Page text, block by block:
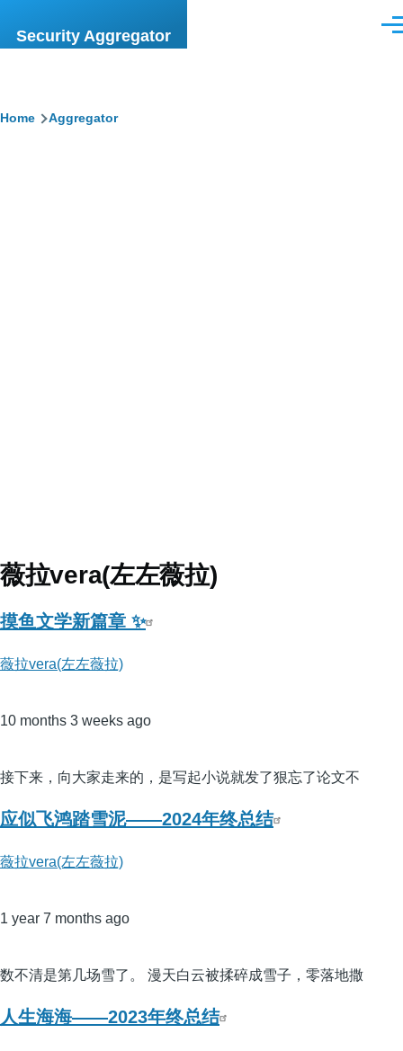
Security Aggregator
Breadcrumb
Home Aggregator
薇拉vera(左左薇拉)
摸鱼文学新篇章 ✨
薇拉vera(左左薇拉)
10 months 3 weeks ago
接下来，向大家走来的，是写起小说就发了狠忘了论文不
应似飞鸿踏雪泥——2024年终总结
薇拉vera(左左薇拉)
1 year 7 months ago
数不清是第几场雪了。 漫天白云被揉碎成雪子，零落地撒
人生海海——2023年终总结